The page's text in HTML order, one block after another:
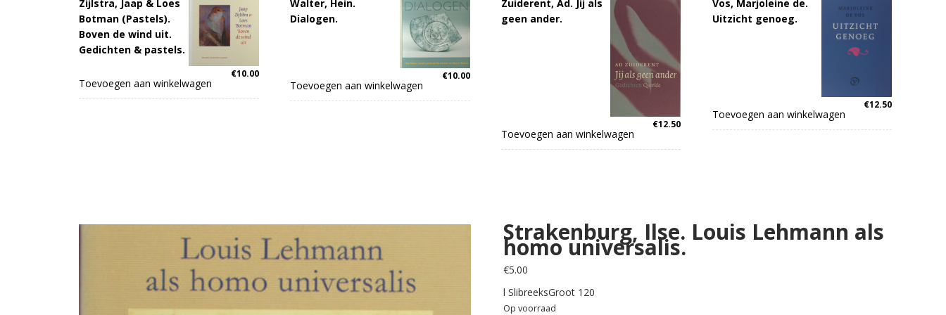
Zijlstra, Jaap & Loes
Botman (Pastels).
Boven de wind uit.
Gedichten & pastels.
€10.00
Toevoegen aan winkelwagen
Walter, Hein.
Dialogen.
€10.00
Toevoegen aan winkelwagen
Zuiderent, Ad. Jij als
geen ander.
€12.50
Toevoegen aan winkelwagen
Vos, Marjoleine de.
Uitzicht genoeg.
€12.50
Toevoegen aan winkelwagen
Strakenburg, Ilse. Louis Lehmann als
homo universalis.
€5.00
l SlibreeksGroot 120
Op voorraad